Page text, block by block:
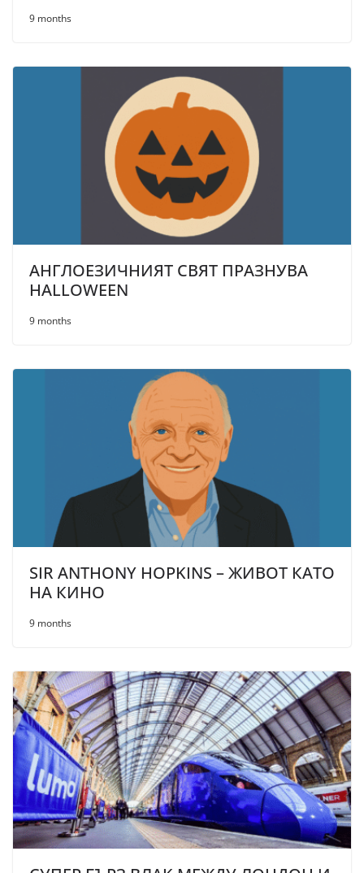
9 months
АНГЛОЕЗИЧНИЯТ СВЯТ ПРАЗНУВА
HALLOWEEN
9 months
SIR ANTHONY HOPKINS – ЖИВОТ КАТО
НА КИНО
9 months